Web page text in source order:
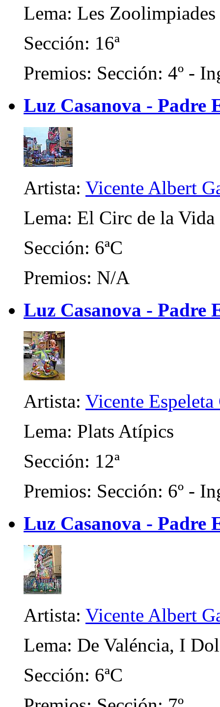
Lema: Les Zoolimpiades
Sección: 16ª
Premios: Sección: 4º -
Luz Casanova - Padre
Artista: Vicente Albert
Lema: El Circ de la Vida
Sección: 6ªC
Premios: N/A
Luz Casanova - Padre
Artista: Vicente Espeleta
Lema: Plats Atípics
Sección: 12ª
Premios: Sección: 6º -
Luz Casanova - Padre
Artista: Vicente Albert
Lema: De Valéncia, I
Sección: 6ªC